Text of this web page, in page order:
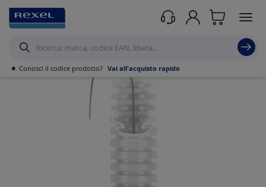
• Conosci il codice prodotto? Vai all'acquisto rapido
Prodotti /Canalizzazioni Tubo PVC,Metallo,Guaine e Accessori /Tubi
corrugati/